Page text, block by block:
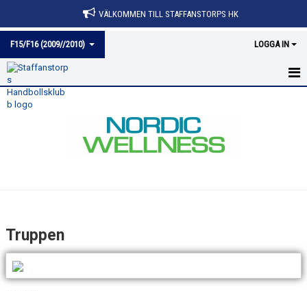
VÄLKOMMEN TILL STAFFANSTORPS HK
F15/F16 (2009//2010) LOGGA IN
HEM
BILDGALLERI
DOKUMENT
Truppen